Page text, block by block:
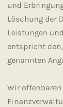
und
Löschung der
Leistungen
entspricht
genannten
Wir